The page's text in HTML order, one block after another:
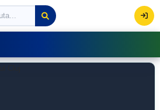
Turistice | Trasee